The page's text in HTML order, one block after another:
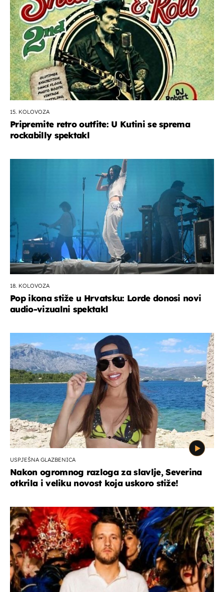
15. KOLOVOZA
Pripremite retro outfite: U Kutini se sprema
rockabilly spektakl
18. KOLOVOZA
Pop ikona stiže u Hrvatsku: Lorde donosi novi
audio-vizualni spektakl
USPJEŠNA GLAZBENICA
Nakon ogromnog razloga za slavlje, Severina
otkrila i veliku novost koja uskoro stiže!